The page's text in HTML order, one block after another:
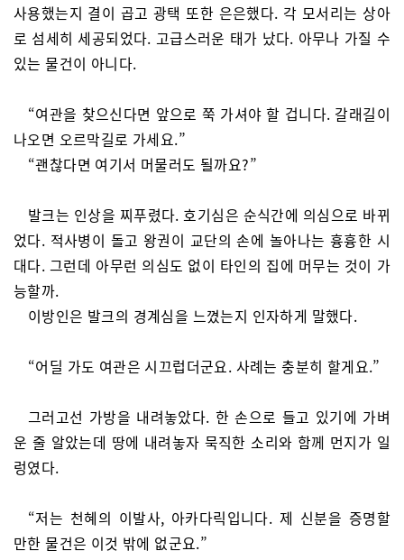
사용했는지 결이 곱고 광택 또한 은은했다. 각 모서리는 상아
로 섬세히 세공되었다. 고급스러운 태가 났다. 아무나 가질 수
있는 물건이 아니다.
“여관을 찾으신다면 앞으로 쭉 가셔야 할 겁니다. 갈래길이
나오면 오르막길로 가세요.”
“괜찮다면 여기서 머물러도 될까요?”
발크는 인상을 찌푸렸다. 호기심은 순식간에 의심으로 바뀌
었다. 적사병이 돌고 왕권이 교단의 손에 놀아나는 흉흉한 시
대다. 그런데 아무런 의심도 없이 타인의 집에 머무는 것이 가
능할까.
이방인은 발크의 경계심을 느꼈는지 인자하게 말했다.
“어딜 가도 여관은 시끄럽더군요. 사례는 충분히 할게요.”
그러고선 가방을 내려놓았다. 한 손으로 들고 있기에 가벼
운 줄 알았는데 땅에 내려놓자 묵직한 소리와 함께 먼지가 일
렁였다.
“저는 천혜의 이발사, 아카다릭입니다. 제 신분을 증명할
만한 물건은 이것 밖에 없군요.”